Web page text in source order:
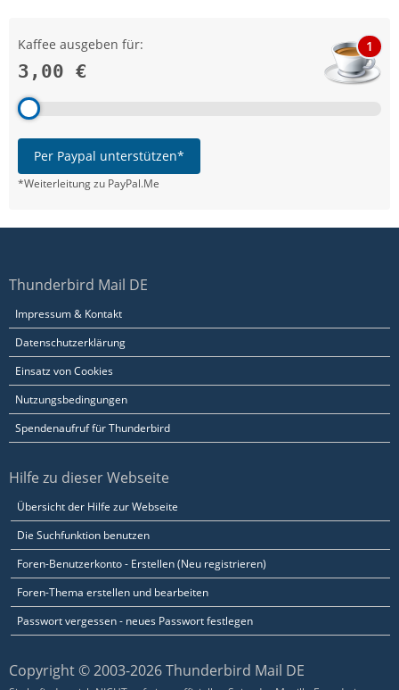
Kaffee ausgeben für:
3,00 €
1
Per Paypal unterstützen*
*Weiterleitung zu PayPal.Me
Thunderbird Mail DE
Impressum & Kontakt
Datenschutzerklärung
Einsatz von Cookies
Nutzungsbedingungen
Spendenaufruf für Thunderbird
Hilfe zu dieser Webseite
Übersicht der Hilfe zur Webseite
Die Suchfunktion benutzen
Foren-Benutzerkonto - Erstellen (Neu registrieren)
Foren-Thema erstellen und bearbeiten
Passwort vergessen - neues Passwort festlegen
Copyright © 2003-2026 Thunderbird Mail DE